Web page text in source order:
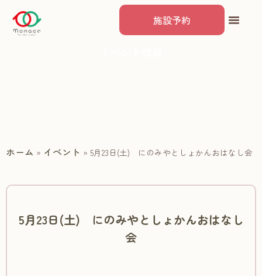
施設予約
ホーム » イベント » 5月23日(土) にのみやとしょかんおはなし会
5月23日(土) にのみやとしょかんおはなし
会